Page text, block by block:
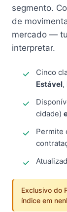
segmento.
de
mercado —
interpretar.
Cinco
Estável,
cidade)
Permite
Exclusivo do
índice em